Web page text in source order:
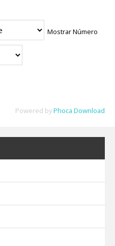
Mostrar Número
Powered byPhoca Download